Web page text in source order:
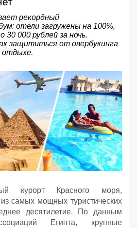
рекордный
отели загружены на 100%,
30 000 рублей за ночь.
защититься от овербукинга
отдыхе.
курорт Красного моря,
самых мощных туристических
десятилетие. По данным
Египта, крупные